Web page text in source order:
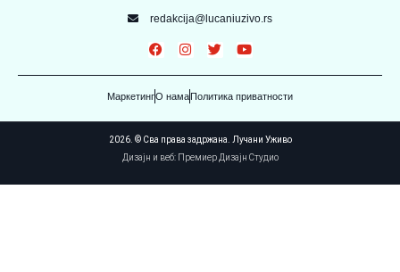
redakcija@lucaniuzivo.rs
МаркетингО нама Политика приватности
2026. © Сва права задржана. Лучани Уживо
Дизајн и веб: Премиер Дизајн Студио